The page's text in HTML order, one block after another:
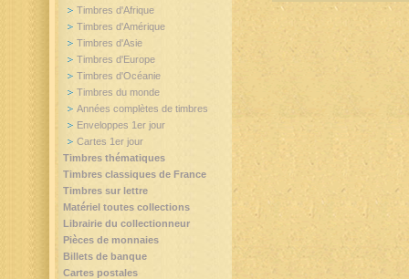
Timbres d'Afrique
Timbres d'Amérique
Timbres d'Asie
Timbres d'Europe
Timbres d'Océanie
Timbres du monde
Années complètes de timbres
Enveloppes 1er jour
Cartes 1er jour
Timbres thématiques
Timbres classiques de France
Timbres sur lettre
Matériel toutes collections
Librairie du collectionneur
Pièces de monnaies
Billets de banque
Cartes postales